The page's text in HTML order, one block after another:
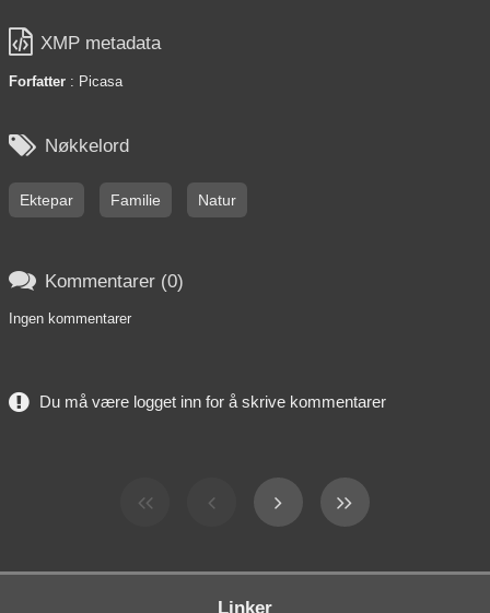
 XMP metadata
Forfatter : Picasa
 Nøkkelord
Ektepar Familie Natur
 Kommentarer (0)
Ingen kommentarer
Du må være logget inn for å skrive kommentarer
Linker